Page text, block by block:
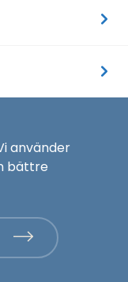
använder
bättre